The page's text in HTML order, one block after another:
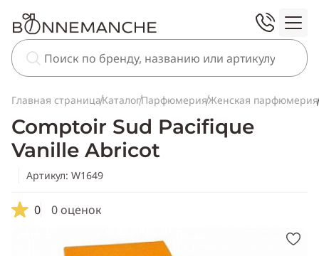
Главная страницаКаталогПарфюмерияЖенская парфюмерия
Comptoir Sud Pacifique
Vanille Abricot
Артикул: W1649
0 0 оценок